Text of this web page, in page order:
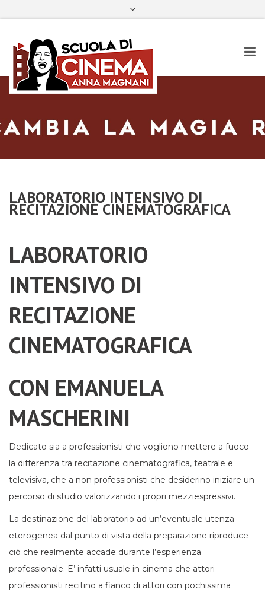
Dietro le quinte
LABORATORIO INTENSIVO DI
RECITAZIONE CINEMATOGRAFICA
LABORATORIO
INTENSIVO DI
RECITAZIONE
CINEMATOGRAFICA
CON EMANUELA
MASCHERINI
Dedicato sia a professionisti che vogliono mettere a fuoco
la differenza tra recitazione cinematografica, teatrale e
televisiva, che a non professionisti che desiderino iniziare un
percorso di studio valorizzando i propri mezziespressivi.
La destinazione del laboratorio ad un’eventuale utenza
eterogenea dal punto di vista della preparazione riproduce
ciò che realmente accade durante l’esperienza
professionale. E’ infatti usuale in cinema che attori
professionisti recitino a fianco di attori con pochissima